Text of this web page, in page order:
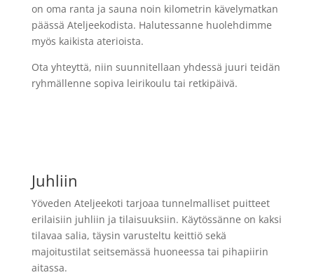
on oma ranta ja sauna noin kilometrin kävelymatkan
päässä Ateljeekodista. Halutessanne huolehdimme
myös kaikista aterioista.
Ota yhteyttä, niin suunnitellaan yhdessä juuri teidän
ryhmällenne sopiva leirikoulu tai retkipäivä.
Juhliin
Yöveden Ateljeekoti tarjoaa tunnelmalliset puitteet
erilaisiin juhliin ja tilaisuuksiin. Käytössänne on kaksi
tilavaa salia, täysin varusteltu keittiö sekä
majoitustilat seitsemässä huoneessa tai pihapiirin
aitassa.